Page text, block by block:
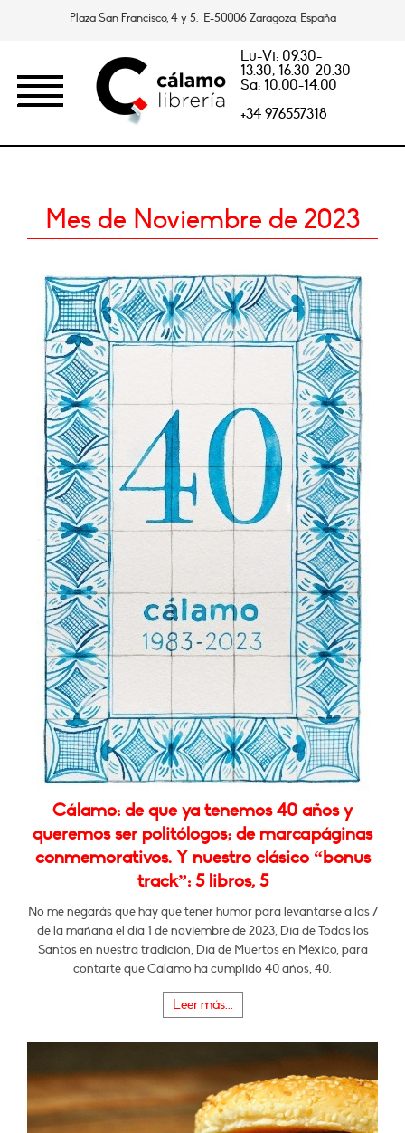
Plaza San Francisco, 4 y 5. E-50006 Zaragoza, España
Lu-Vi: 09.30-
13.30, 16.30-20.30
Sa: 10.00-14.00
+34 976557318
Mes de Noviembre de 2023
Cálamo: de que ya tenemos 40 años y
queremos ser politólogos; de marcapáginas
conmemorativos. Y nuestro clásico “bonus
track”: 5 libros, 5
No me negarás que hay que tener humor para levantarse a las 7
de la mañana el día 1 de noviembre de 2023, Día de Todos los
Santos en nuestra tradición, Día de Muertos en México, para
contarte que Cálamo ha cumplido 40 años, 40.
Leer más...